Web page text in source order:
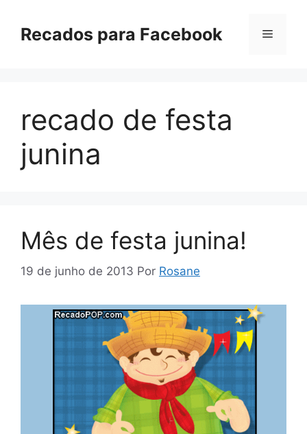
paraRecados para Facebook Menu
recado de festa
junina
Mês de festa junina!
19 de junho de 2013 Por Rosane